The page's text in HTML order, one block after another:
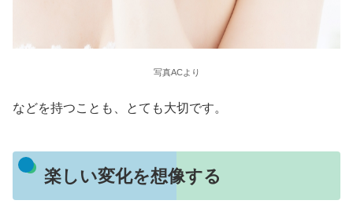
写真ACより
などを持つことも、とても大切です。
楽しい変化を想像する